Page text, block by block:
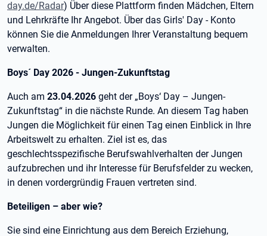
day.de/Radar) Über diese Plattform finden Mädchen, Eltern
und Lehrkräfte Ihr Angebot. Über das Girls' Day - Konto
können Sie die Anmeldungen Ihrer Veranstaltung bequem
verwalten.
Boys´ Day 2026 - Jungen-Zukunftstag
Auch am 23.04.2026 geht der „Boys‘ Day – Jungen-
Zukunftstag“ in die nächste Runde. An diesem Tag haben
Jungen die Möglichkeit für einen Tag einen Einblick in Ihre
Arbeitswelt zu erhalten. Ziel ist es, das
geschlechtsspezifische Berufswahlverhalten der Jungen
aufzubrechen und ihr Interesse für Berufsfelder zu wecken,
in denen vordergründig Frauen vertreten sind.
Beteiligen – aber wie?
Sie sind eine Einrichtung aus dem Bereich Erziehung,